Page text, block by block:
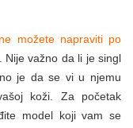
možete napraviti po
Nije važno da li je singl
je da se vi u njemu
koži. Za početak
model koji vam se